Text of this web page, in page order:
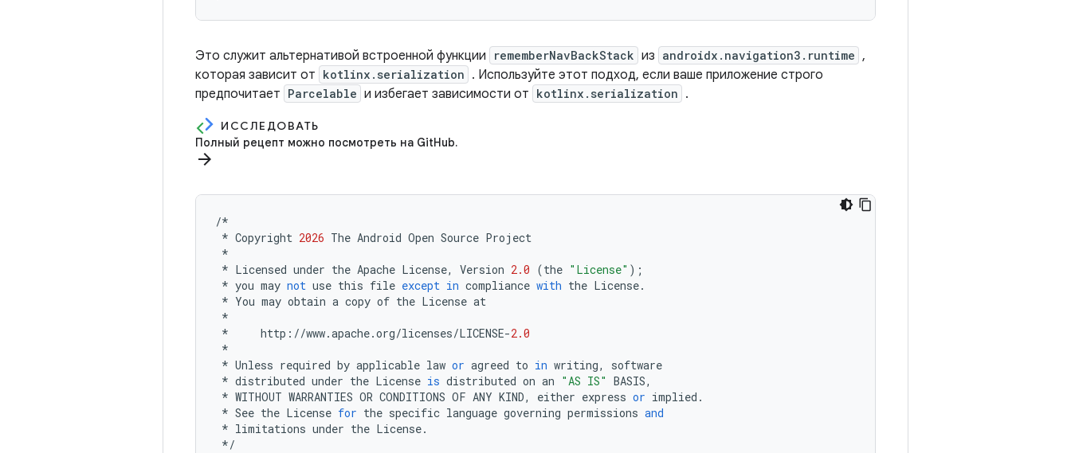
Это служит альтернативой встроенной функции rememberNavBackStack из androidx.navigation3.runtime ,
которая зависит от kotlinx.serialization . Используйте этот подход, если ваше приложение строго
предпочитает Parcelable и избегает зависимости от kotlinx.serialization .
ИССЛЕДОВАТЬ
Полный рецепт можно посмотреть на GitHub.
arrow_forward
/*
* Copyright 2026 The Android Open Source Project
*
* Licensed under the Apache License, Version 2.0 (the "License" );
* you may not use this file except in compliance with the License.
* You may obtain a copy of the License at
*
*
http : //www.apache.org/licenses/LICENSE-2.0
*
* Unless required by applicable law or agreed to in writing,
software
* distributed under the License is distributed on an "AS IS" BASIS,
* WITHOUT WARRANTIES OR CONDITIONS OF ANY KIND, either express or implied .
* See the License for the specific language governing permissions and
* limitations under the License.
*/